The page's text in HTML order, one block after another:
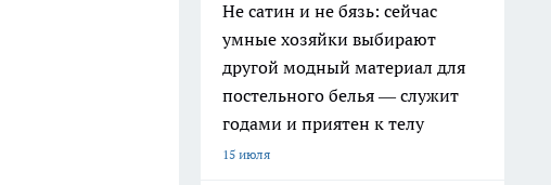
Не сатин и не бязь: сейчас
умные хозяйки выбирают
другой модный материал для
постельного белья — служит
годами и приятен к телу
15 июля